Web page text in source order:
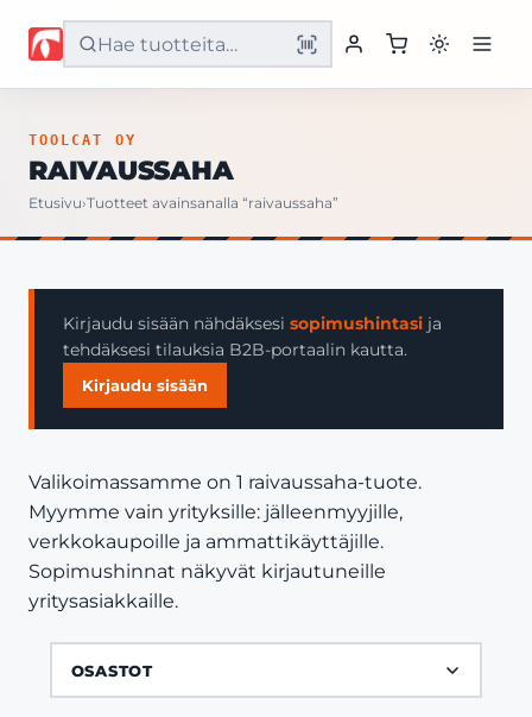
Etusivu
Yritys
Yhteystiedot
TOOLCAT OY
RAIVAUSSAHA
Etusivu›Tuotteet avainsanalla “raivaussaha”
Kirjaudu sisään nähdäksesi sopimushintasi ja
tehdäksesi tilauksia B2B-portaalin kautta.
Kirjaudu sisään
Valikoimassamme on 1 raivaussaha-tuote.
Myymme vain yrityksille: jälleenmyyjille,
verkkokaupoille ja ammattikäyttäjille.
Sopimushinnat näkyvät kirjautuneille
yritysasiakkaille.
OSASTOT